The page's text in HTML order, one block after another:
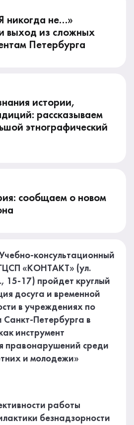
никогда не…»
выход из сложных
Петербурга
истории,
рассказываем
этнографический
сообщаем о новом
консультационный
«КОНТАКТ» (ул.
15-17) пройдет круглый
досуга и временной
в учреждениях по
Петербурга в
инструмент
правонарушений среди
и молодежи»
работы
безнадзорности